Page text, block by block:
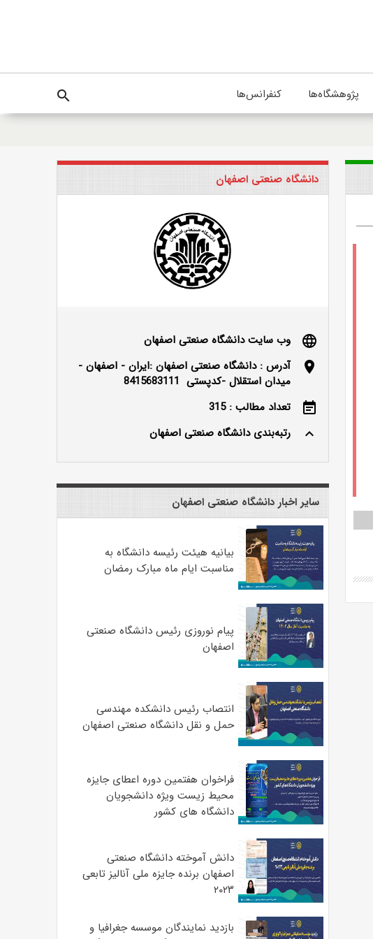
پژوهشگاه‌ها کنفرانس‌ها search
دانشگاه صنعتی اصفهان
language
وب سایت دانشگاه صنعتی اصفهان
location_on
آدرس : دانشگاه صنعتی اصفهان :ایران - اصفهان -
میدان استقلال -کدپستی 8415683111
event_note
تعداد مطالب : 315
keyboard_arrow_up
رتبه‌بندی دانشگاه صنعتی اصفهان
سایر اخبار دانشگاه صنعتی اصفهان
بیانیه هیئت رئیسه دانشگاه به
مناسبت ایام ماه مبارک رمضان
پیام نوروزی رئیس دانشگاه صنعتی
اصفهان
انتصاب رئیس دانشکده مهندسی
حمل و نقل دانشگاه صنعتی اصفهان
فراخوان هفتمین دوره اعطای جایزه
محیط زیست ویژه دانشجویان
دانشگاه های کشور
دانش آموخته دانشگاه صنعتی
اصفهان برنده جایزه ملی آنالیز تابعی
۲۰۲۳
بازدید نمایندگان موسسه جغرافیا و